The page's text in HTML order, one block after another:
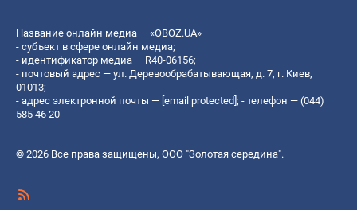
Название онлайн медиа — «OBOZ.UA»
- субъект в сфере онлайн медиа;
- идентификатор медиа — R40-06156;
- почтовый адрес — ул. Деревообрабатывающая, д. 7, г. Киев,
01013;
- адрес электронной почты — [email protected]; - телефон — (044)
585 46 20
© 2026 Все права защищены, ООО "Золотая середина".